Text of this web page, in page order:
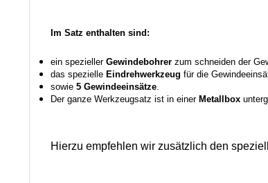
Im Satz enthalten sind:
ein spezieller Gewindebohrer zum schneiden der
das spezielle Eindrehwerkzeug für die
sowie 5 Gewindeeinsätze.
Der ganze Werkzeugsatz ist in einer Metall box
Hierzu empfehlen wir zusätzlich den